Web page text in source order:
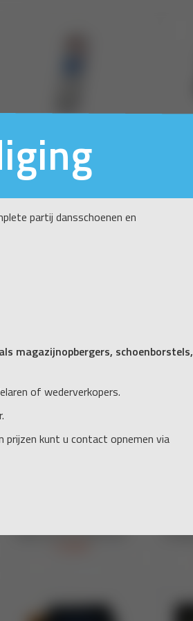
partij dansschoenen en
magazijnopbergers, schoenborstels,
of wederverkopers.
kunt u contact opnemen via